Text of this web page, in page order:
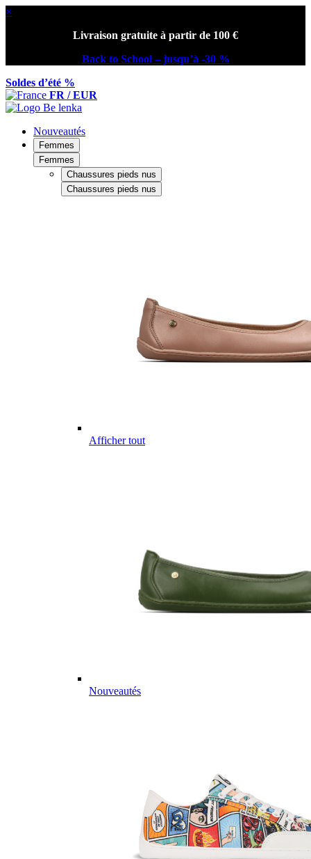
×
Livraison gratuite à partir de 100 €
Back to School – jusqu’à -30 %
Soldes d’été %
FR / EUR
Nouveautés
Femmes
Femmes
Chaussures pieds nus
Chaussures pieds nus
Afficher tout
Nouveautés